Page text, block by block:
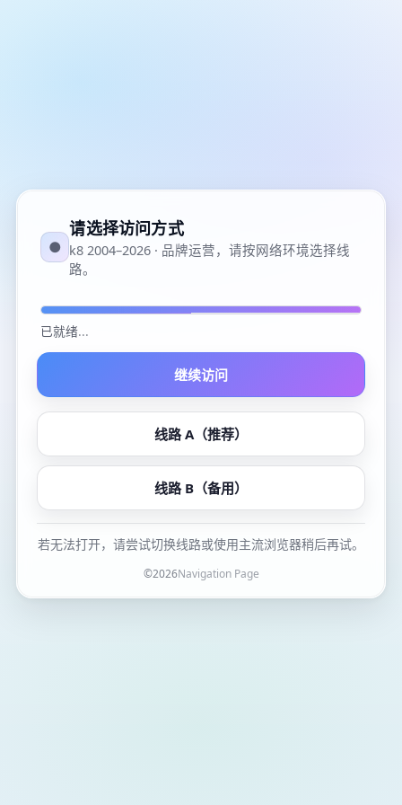
●
请选择访问方式
k8 2004–2026 · 品牌运营，请按网络环境选择线
路。
已就绪...
继续访问
线路 A（推荐）
线路 B（备用）
若无法打开，请尝试切换线路或使用主流浏览器稍后再试。
©2026Navigation Page